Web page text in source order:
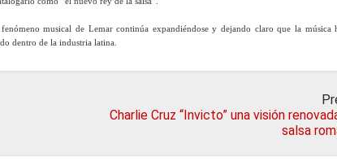
musical de Lemar continúa expandiéndose y dejando claro que la música
dentro de la industria latina.
Charlie Cruz “Invicto” una visión
salsa